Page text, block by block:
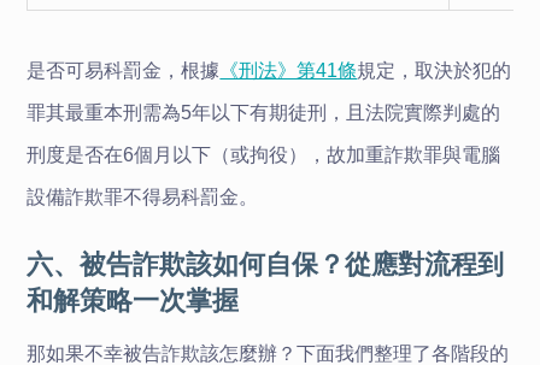
是否可易科罰金，根據 《刑法》第41條規定，取決於犯的
罪其最重本刑需為5年以下有期徒刑，且法院實際判處的
刑度是否在6個月以下（或拘役），故加重詐欺罪與電腦
設備詐欺罪不得易科罰金。
六、被告詐欺該如何自保？從應對流程到
和解策略一次掌握
那如果不幸被告詐欺該怎麼辦？下面我們整理了各階段的